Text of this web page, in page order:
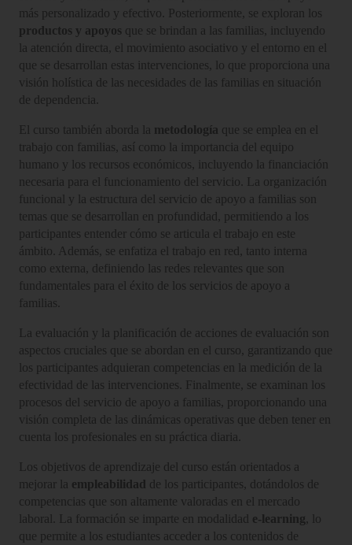
más personalizado y efectivo. Posteriormente, se exploran los
productos y apoyos que se brindan a las familias, incluyendo
la atención directa, el movimiento asociativo y el entorno en el
que se desarrollan estas intervenciones, lo que proporciona una
visión holística de las necesidades de las familias en situación
de dependencia.
El curso también aborda la metodología que se emplea en el
trabajo con familias, así como la importancia del equipo
humano y los recursos económicos, incluyendo la financiación
necesaria para el funcionamiento del servicio. La organización
funcional y la estructura del servicio de apoyo a familias son
temas que se desarrollan en profundidad, permitiendo a los
participantes entender cómo se articula el trabajo en este
ámbito. Además, se enfatiza el trabajo en red, tanto interna
como externa, definiendo las redes relevantes que son
fundamentales para el éxito de los servicios de apoyo a
familias.
La evaluación y la planificación de acciones de evaluación son
aspectos cruciales que se abordan en el curso, garantizando que
los participantes adquieran competencias en la medición de la
efectividad de las intervenciones. Finalmente, se examinan los
procesos del servicio de apoyo a familias, proporcionando una
visión completa de las dinámicas operativas que deben tener en
cuenta los profesionales en su práctica diaria.
Los objetivos de aprendizaje del curso están orientados a
mejorar la empleabilidad de los participantes, dotándolos de
competencias que son altamente valoradas en el mercado
laboral. La formación se imparte en modalidad e-learning , lo
que permite a los estudiantes acceder a los contenidos de